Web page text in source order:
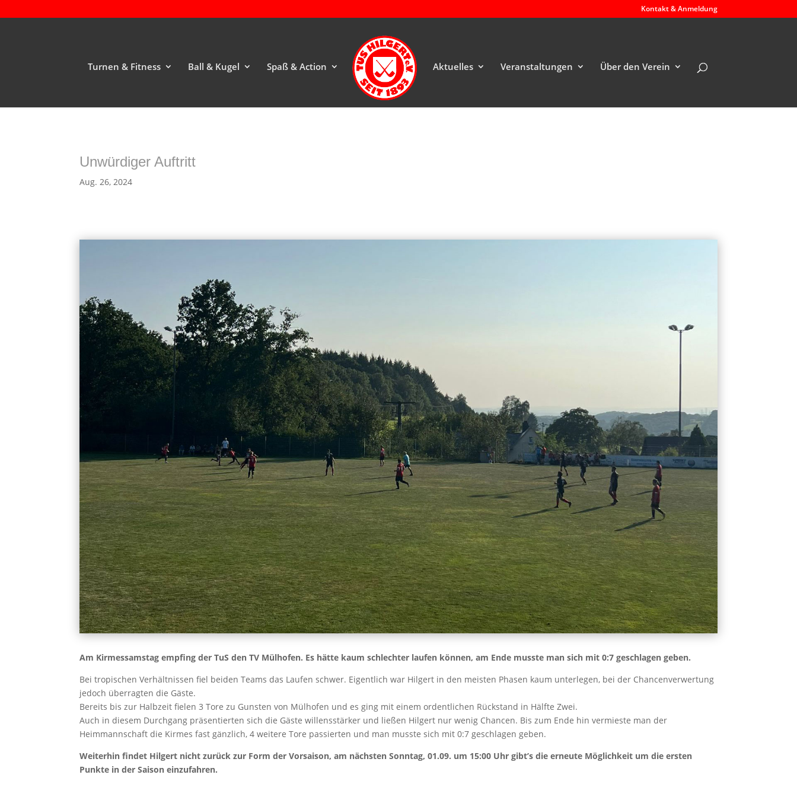
Kontakt & Anmeldung
Turnen & Fitness Ball & Kugel Spaß & Action Aktuelles Veranstaltungen Über den Verein
Unwürdiger Auftritt
Aug. 26, 2024
Am Kirmessamstag empfing der TuS den TV Mülhofen. Es hätte kaum schlechter laufen können, am Ende musste man sich mit 0:7 geschlagen geben.
Bei tropischen Verhältnissen fiel beiden Teams das Laufen schwer. Eigentlich war Hilgert in den meisten Phasen kaum unterlegen, bei der Chancenverwertung
jedoch überragten die Gäste.
Bereits bis zur Halbzeit fielen 3 Tore zu Gunsten von Mülhofen und es ging mit einem ordentlichen Rückstand in Hälfte Zwei.
Auch in diesem Durchgang präsentierten sich die Gäste willensstärker und ließen Hilgert nur wenig Chancen. Bis zum Ende hin vermieste man der
Heimmannschaft die Kirmes fast gänzlich, 4 weitere Tore passierten und man musste sich mit 0:7 geschlagen geben.
Weiterhin findet Hilgert nicht zurück zur Form der Vorsaison, am nächsten Sonntag, 01.09. um 15:00 Uhr gibt’s die erneute Möglichkeit um die ersten
Punkte in der Saison einzufahren.